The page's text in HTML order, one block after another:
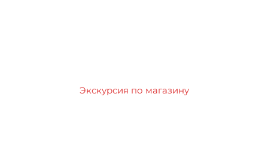
Экскурсия по магазину